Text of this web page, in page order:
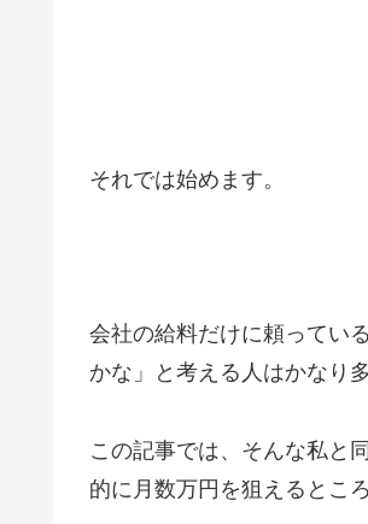
それでは始めます。
会社の給料だけに頼ってい
かな」と考える人はかなり
この記事では、そんな私と
的に月数万円を狙えるとこ